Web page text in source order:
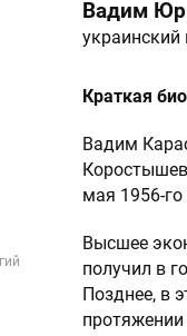
Вадим
украинский
Краткая
Вадим
мая 1956-го
Высшее
получил в
Позднее, в
протяжении